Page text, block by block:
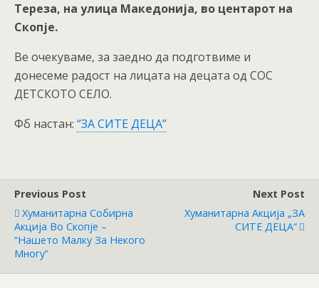
Тереза, на улица Македонија, во центарот на
Скопје.
Ве очекуваме, за заедно да подготвиме и
донесеме радост на лицата на децата од СОС
ДЕТСКОТО СЕЛО.
Фб настан: “ЗА СИТЕ ДЕЦА”
Previous Post
Хуманитарна Собирна
Акција Во Скопје –
“Нашето Малку За Некого
Многу”
Next Post
Хуманитарна Акција „ЗА
СИТЕ ДЕЦА“